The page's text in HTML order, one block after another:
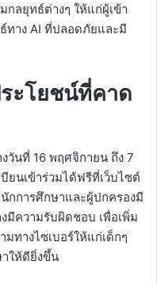
กลยุทธ์ต่างๆ ให้แก่ผู้เข้า
ทาง AI ที่ปลอดภัยและมี
ะโยชน์ที่คาด
วันที่ 16 พฤศจิกายน ถึง 7
ยนเข้าร่วมได้ฟรีที่เว็บไซต์
กการศึกษาและผู้ปกครองมี
มีความรับผิดชอบ เพื่อเพิ่ม
ทางไซเบอร์ให้แก่เด็กๆ
ให้ดียิ่งขึ้น